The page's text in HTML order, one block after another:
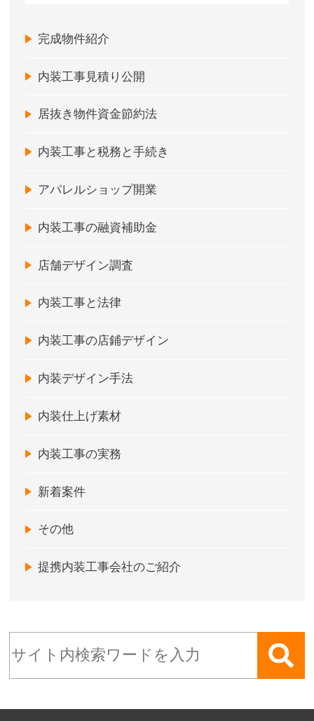
完成物件紹介
内装工事見積り公開
居抜き物件資金節約法
内装工事と税務と手続き
アパレルショップ開業
内装工事の融資補助金
店舗デザイン調査
内装工事と法律
内装工事の店鋪デザイン
内装デザイン手法
内装仕上げ素材
内装工事の実務
新着案件
その他
提携内装工事会社のご紹介